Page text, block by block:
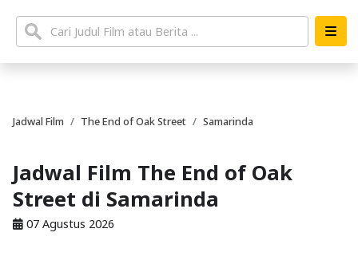
Jadwal Film The End of Oak Street Samarinda
Jadwal Film The End of Oak
Street di Samarinda
07 Agustus 2026